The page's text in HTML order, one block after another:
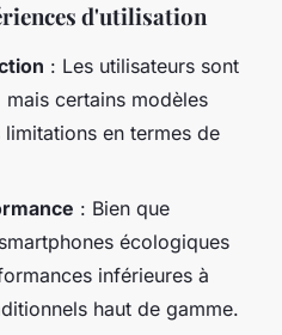
d'utilisation
: Les utilisateurs sont
certains modèles
en termes de
: Bien que
écologiques
inférieures à
haut de gamme.